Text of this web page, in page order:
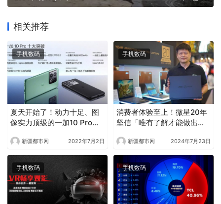
相关推荐
手机数码
夏天开始了！动力十足、图
像实力顶级的一加10 Pro或
新疆都市网 2022年7月2日
手机数码
消费者体验至上！微星20年
坚信「唯有了解才能做出好
新疆都市网 2024年7月23日
手机数码 手机数码